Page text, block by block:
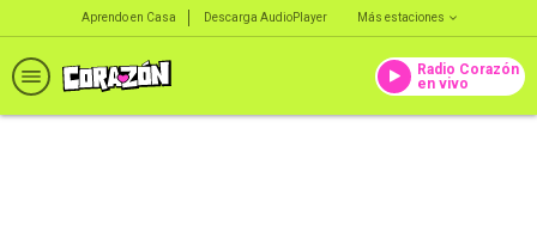
Aprendo en Casa Descarga AudioPlayer Más estaciones
Radio Corazón
en vivo